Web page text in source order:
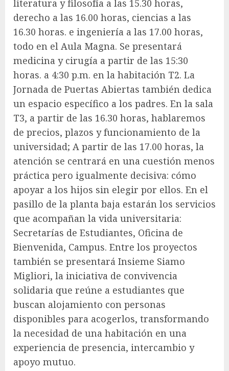
literatura y filosofía a las 15.30 horas,
derecho a las 16.00 horas, ciencias a las
16.30 horas. e ingeniería a las 17.00 horas,
todo en el Aula Magna. Se presentará
medicina y cirugía a partir de las 15:30
horas. a 4:30 p.m. en la habitación T2. La
Jornada de Puertas Abiertas también dedica
un espacio específico a los padres. En la sala
T3, a partir de las 16.30 horas, hablaremos
de precios, plazos y funcionamiento de la
universidad; A partir de las 17.00 horas, la
atención se centrará en una cuestión menos
práctica pero igualmente decisiva: cómo
apoyar a los hijos sin elegir por ellos. En el
pasillo de la planta baja estarán los servicios
que acompañan la vida universitaria:
Secretarías de Estudiantes, Oficina de
Bienvenida, Campus. Entre los proyectos
también se presentará Insieme Siamo
Migliori, la iniciativa de convivencia
solidaria que reúne a estudiantes que
buscan alojamiento con personas
disponibles para acogerlos, transformando
la necesidad de una habitación en una
experiencia de presencia, intercambio y
apoyo mutuo.